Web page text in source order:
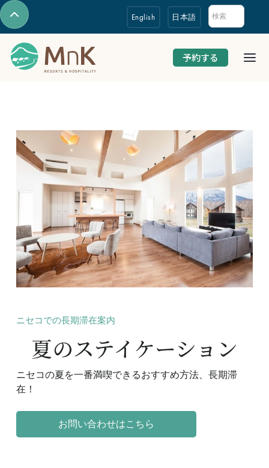
English 日本語
予約する
ニセコでの長期滞在案内
夏のステイケーション
ニセコの夏を一番満喫できるおすすめ方法、長期滞
在！
お問い合わせはこちら